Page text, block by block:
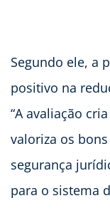
Segundo ele, a
positivo na
“A avaliação
valoriza os
segurança
para o sistema